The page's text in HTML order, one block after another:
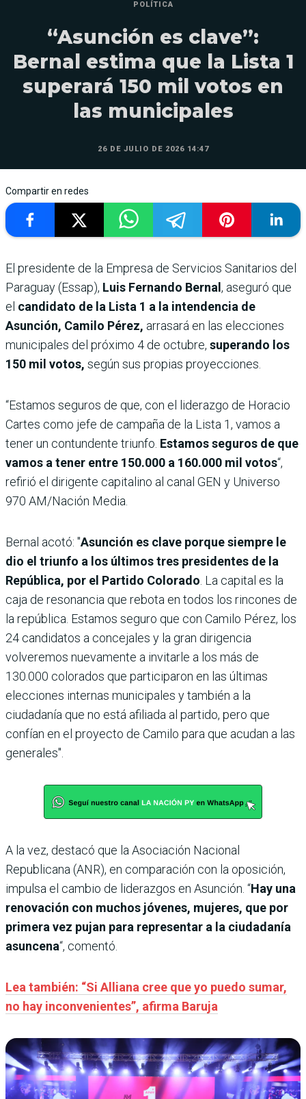
POLÍTICA
“Asunción es clave”:
Bernal estima que la Lista 1
superará 150 mil votos en
las municipales
26 DE JULIO DE 2026 14:47
Compartir en redes
El presidente de la Empresa de Servicios Sanitarios del
Paraguay (Essap), Luis Fernando Bernal , aseguró que
el candidato de la Lista 1 a la intendencia de
Asunción, Camilo Pérez, arrasará en las elecciones
municipales del próximo 4 de octubre, superando los
150 mil votos, según sus propias proyecciones.
“Estamos seguros de que, con el liderazgo de Horacio
Cartes como jefe de campaña de la Lista 1, vamos a
tener un contundente triunfo. Estamos seguros de que
vamos a tener entre 150.000 a 160.000 mil votos“,
refirió el dirigente capitalino al canal GEN y Universo
970 AM/Nación Media.
Bernal acotó: "Asunción es clave porque siempre le
dio el triunfo a los últimos tres presidentes de la
República, por el Partido Colorado. La capital es la
caja de resonancia que rebota en todos los rincones de
la república. Estamos seguro que con Camilo Pérez, los
24 candidatos a concejales y la gran dirigencia
volveremos nuevamente a invitarle a los más de
130.000 colorados que participaron en las últimas
elecciones internas municipales y también a la
ciudadanía que no está afiliada al partido, pero que
confían en el proyecto de Camilo para que acudan a las
generales".
A la vez, destacó que la Asociación Nacional
Republicana (ANR), en comparación con la oposición,
impulsa el cambio de liderazgos en Asunción. “Hay una
renovación con muchos jóvenes, mujeres, que por
primera vez pujan para representar a la ciudadanía
asuncena“, comentó.
Lea también: “Si Alliana cree que yo puedo sumar,
no hay inconvenientes”, afirma Baruja